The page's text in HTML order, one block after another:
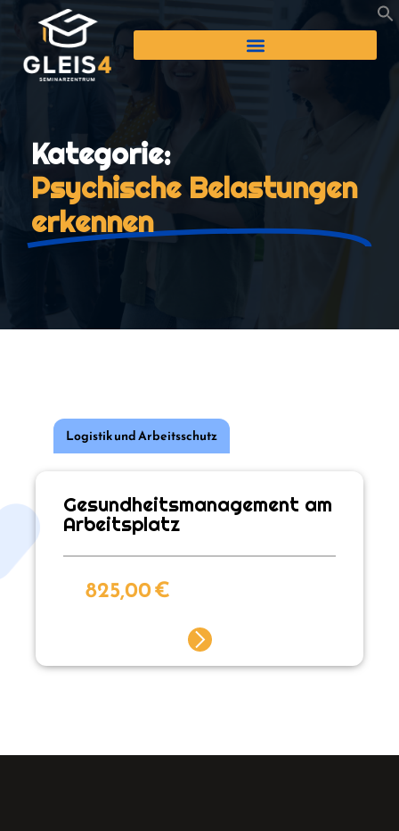
Kategorie:
Psychische Belastungen
erkennen
Logistik und Arbeitsschutz
Gesundheitsmanagement am
Arbeitsplatz
825,00€